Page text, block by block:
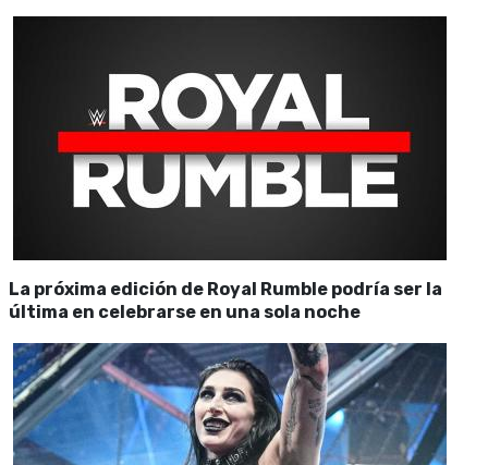
La próxima edición de Royal Rumble podría ser la
última en celebrarse en una sola noche